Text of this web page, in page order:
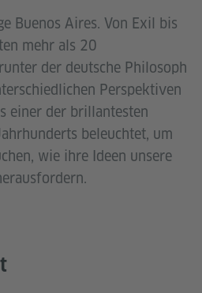
Buenos Aires. Von Exil bis
mehr als 20
der deutsche Philosoph
Perspektiven
einer der brillantesten
beleuchtet, um
wie ihre Ideen unsere